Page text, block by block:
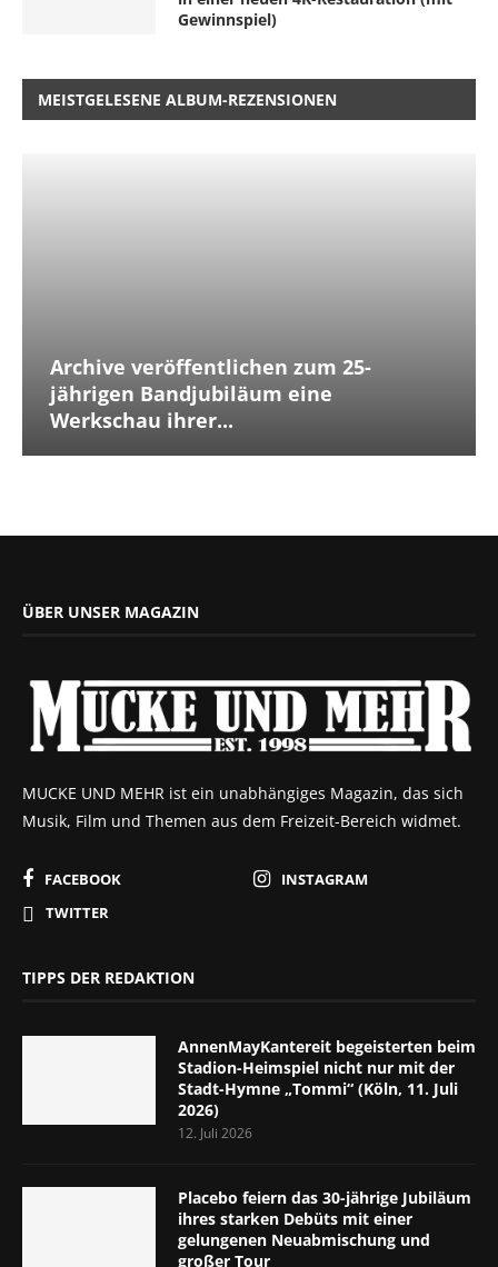
Gewinnspiel)
MEISTGELESENE ALBUM-REZENSIONEN
Archive veröffentlichen zum 25-
jährigen Bandjubiläum eine
Werkschau ihrer...
ÜBER UNSER MAGAZIN
MUCKE UND MEHR ist ein unabhängiges Magazin, das sich
Musik, Film und Themen aus dem Freizeit-Bereich widmet.
FACEBOOK
INSTAGRAM
TWITTER
TIPPS DER REDAKTION
AnnenMayKantereit begeisterten beim
Stadion-Heimspiel nicht nur mit der
Stadt-Hymne „Tommi“ (Köln, 11. Juli
2026)
12. Juli 2026
Placebo feiern das 30-jährige Jubiläum
ihres starken Debüts mit einer
gelungenen Neuabmischung und
großer Tour